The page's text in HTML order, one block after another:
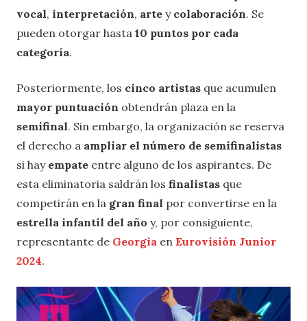
vocal, interpretación, arte y colaboración. Se
pueden otorgar hasta 10 puntos por cada
categoría.
Posteriormente, los cinco artistas que acumulen
mayor puntuación obtendrán plaza en la
semifinal. Sin embargo, la organización se reserva
el derecho a ampliar el número de semifinalistas
si hay empate entre alguno de los aspirantes. De
esta eliminatoria saldrán los finalistas que
competirán en la gran final por convertirse en la
estrella infantil del año y, por consiguiente,
representante de Georgia en Eurovisión Junior
2024.